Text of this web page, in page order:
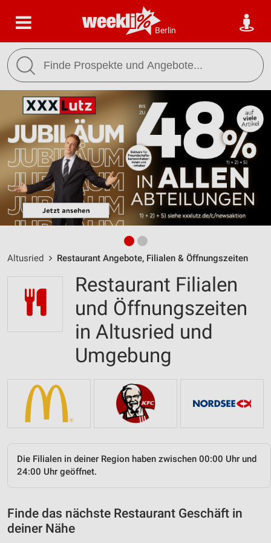
Berlin
Altusried Restaurant Angebote, Filialen & Öffnungszeiten
Restaurant Filialen
und Öffnungszeiten
in Altusried und
Umgebung
Die Filialen in deiner Region haben zwischen 00:00 Uhr und
24:00 Uhr geöffnet.
Finde das nächste Restaurant Geschäft in
deiner Nähe